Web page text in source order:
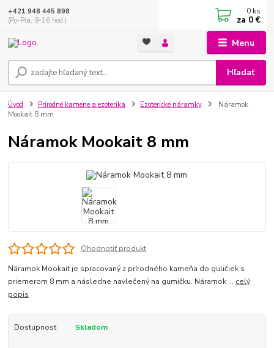
Menu
Hľadať
+421 948 445 898
(Po-Pia, 9-16 hod.)
0 ks
za 0 €
Úvod Prírodné kamene a ezoterika Ezoterické náramky
Náramok
Mookait 8 mm
Náramok Mookait 8 mm
Ohodnotiť produkt
Náramok Mookait je spracovaný z prírodného kameňa do guličiek s
priemerom 8 mm a následne navlečený na gumičku. Náramok ... celý
popis
Dostupnosť Skladom